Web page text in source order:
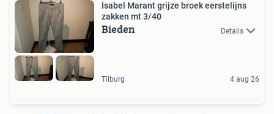
Isabel Marant grijze broek eerstelijns
zakken mt 3/40
Bieden Details
Tilburg 4 aug 26